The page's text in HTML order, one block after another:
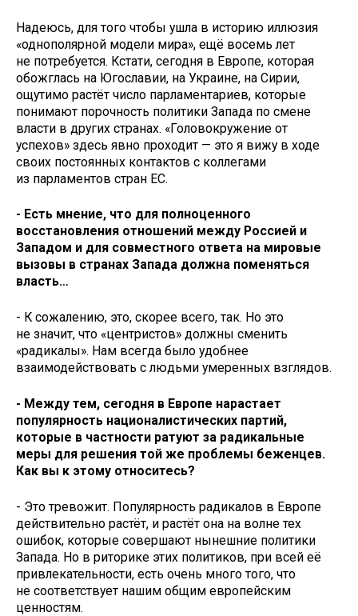
Надеюсь, для того чтобы ушла в историю иллюзия
«однополярной модели мира», ещё восемь лет
не потребуется. Кстати, сегодня в Европе, которая
обожглась на Югославии, на Украине, на Сирии,
ощутимо растёт число парламентариев, которые
понимают порочность политики Запада по смене
власти в других странах. «Головокружение от
успехов» здесь явно проходит — это я вижу в ходе
своих постоянных контактов с коллегами
из парламентов стран ЕС.
- Есть мнение, что для полноценного
восстановления отношений между Россией и
Западом и для совместного ответа на мировые
вызовы в странах Запада должна поменяться
власть…
- К сожалению, это, скорее всего, так. Но это
не значит, что «центристов» должны сменить
«радикалы». Нам всегда было удобнее
взаимодействовать с людьми умеренных взглядов.
- Между тем, сегодня в Европе нарастает
популярность националистических партий,
которые в частности ратуют за радикальные
меры для решения той же проблемы беженцев.
Как вы к этому относитесь?
- Это тревожит. Популярность радикалов в Европе
действительно растёт, и растёт она на волне тех
ошибок, которые совершают нынешние политики
Запада. Но в риторике этих политиков, при всей её
привлекательности, есть очень много того, что
не соответствует нашим общим европейским
ценностям.